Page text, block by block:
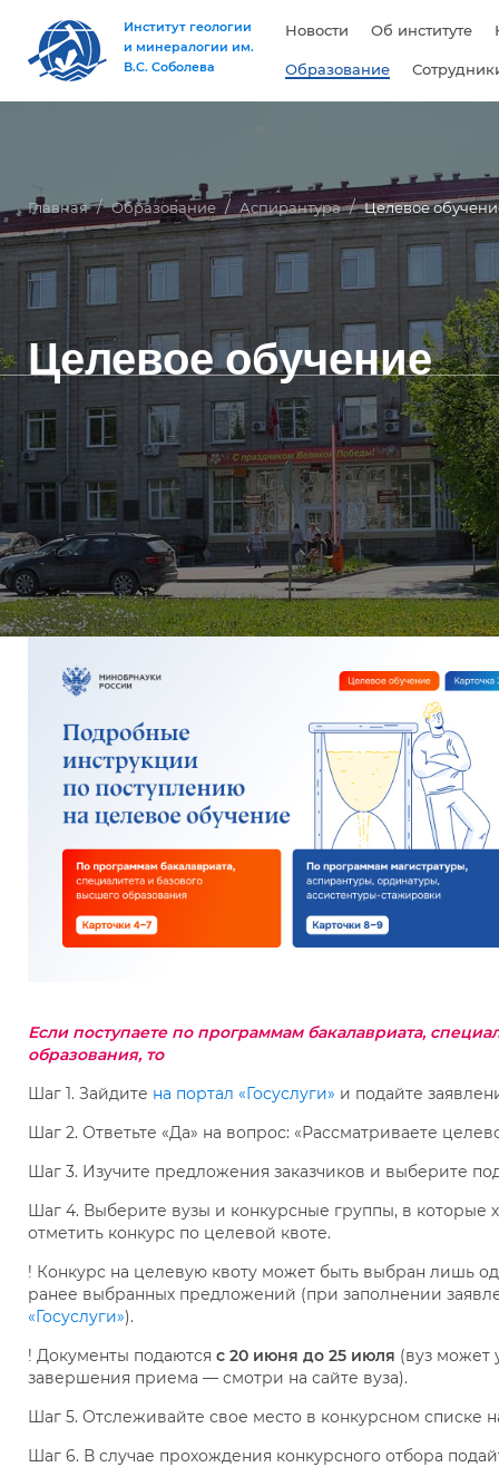
Институт геологии
и минералогии им.
В.С. Соболева
Новости Об институте
Образование
Главная Образование Аспирантура Целевое
Целевое обучение
Если поступаете по программам бакалавриата,
образования, то
Шаг 1. Зайдите на портал «Госуслуги» и подайте
Шаг 2. Ответьте «Да» на вопрос: «Рассматриваете
Шаг 3. Изучите предложения заказчиков и выберите
Шаг 4. Выберите вузы и конкурсные группы, в которые
отметить конкурс по целевой квоте.
! Конкурс на целевую квоту может быть выбран лишь
ранее выбранных предложений (при заполнении
«Госуслуги»).
! Документы подаются с 20 июня до 25 июля (вуз может
завершения приема — смотри на сайте вуза).
Шаг 5. Отслеживайте свое место в конкурсном списке
Шаг 6. В случае прохождения конкурсного отбора